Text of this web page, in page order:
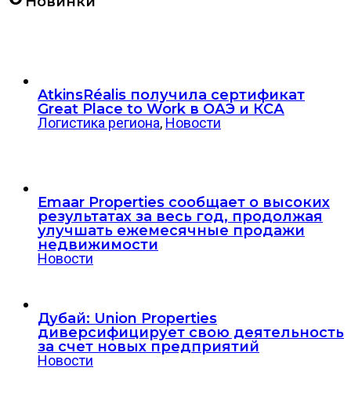
AtkinsRéalis получила сертификат
Great Place to Work в ОАЭ и КСА
Логистика региона, Новости
Emaar Properties сообщает о высоких
результатах за весь год, продолжая
улучшать ежемесячные продажи
недвижимости
Новости
Дубай: Union Properties
диверсифицирует свою деятельность
за счет новых предприятий
Новости